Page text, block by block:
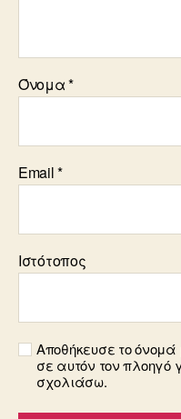
Όνομα*
Email*
Ιστότοπος
Αποθήκευσε το όνομά
σε αυτόν τον
σχολιάσω.